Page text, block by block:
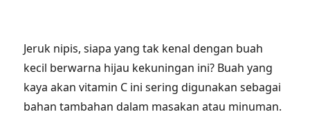
Jeruk nipis, siapa yang tak kenal dengan buah
kecil berwarna hijau kekuningan ini? Buah yang
kaya akan vitamin C ini sering digunakan sebagai
bahan tambahan dalam masakan atau minuman.